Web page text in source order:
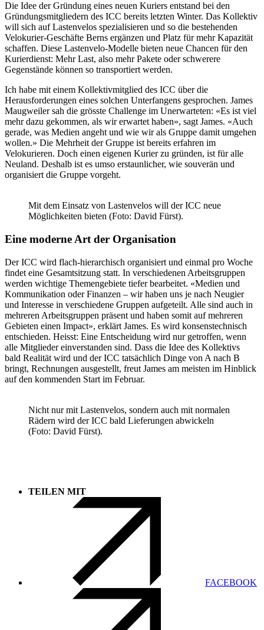
Die Idee der Gründung eines neuen Kuriers entstand bei den
Gründungsmitgliedern des ICC bereits letzten Winter. Das Kollektiv
will sich auf Lastenvelos spezialisieren und so die bestehenden
Velokurier-Geschäfte Berns ergänzen und Platz für mehr Kapazität
schaffen. Diese Lastenvelo-Modelle bieten neue Chancen für den
Kurierdienst: Mehr Last, also mehr Pakete oder schwerere
Gegenstände können so transportiert werden.
Ich habe mit einem Kollektivmitglied des ICC über die
Herausforderungen eines solchen Unterfangens gesprochen. James
Maugweiler sah die grösste Challenge im Unerwarteten: «Es ist viel
mehr dazu gekommen, als wir erwartet haben», sagt James. «Auch
gerade, was Medien angeht und wie wir als Gruppe damit umgehen
wollen.» Die Mehrheit der Gruppe ist bereits erfahren im
Velokurieren. Doch einen eigenen Kurier zu gründen, ist für alle
Neuland. Deshalb ist es umso erstaunlicher, wie souverän und
organisiert die Gruppe vorgeht.
Mit dem Einsatz von Lastenvelos will der ICC neue
Möglichkeiten bieten (Foto: David Fürst).
Eine moderne Art der Organisation
Der ICC wird flach-hierarchisch organisiert und einmal pro Woche
findet eine Gesamtsitzung statt. In verschiedenen Arbeitsgruppen
werden wichtige Themengebiete tiefer bearbeitet. «Medien und
Kommunikation oder Finanzen – wir haben uns je nach Neugier
und Interesse in verschiedene Gruppen aufgeteilt. Alle sind auch in
mehreren Arbeitsgruppen präsent und haben somit auf mehreren
Gebieten einen Impact», erklärt James. Es wird konsenstechnisch
entschieden. Heisst: Eine Entscheidung wird nur getroffen, wenn
alle Mitglieder einverstanden sind. Dass die Idee des Kollektivs
bald Realität wird und der ICC tatsächlich Dinge von A nach B
bringt, Rechnungen ausgestellt, freut James am meisten im Hinblick
auf den kommenden Start im Februar.
Nicht nur mit Lastenvelos, sondern auch mit normalen
Rädern wird der ICC bald Lieferungen abwickeln
(Foto: David Fürst).
TEILEN MIT
FACEBOOK